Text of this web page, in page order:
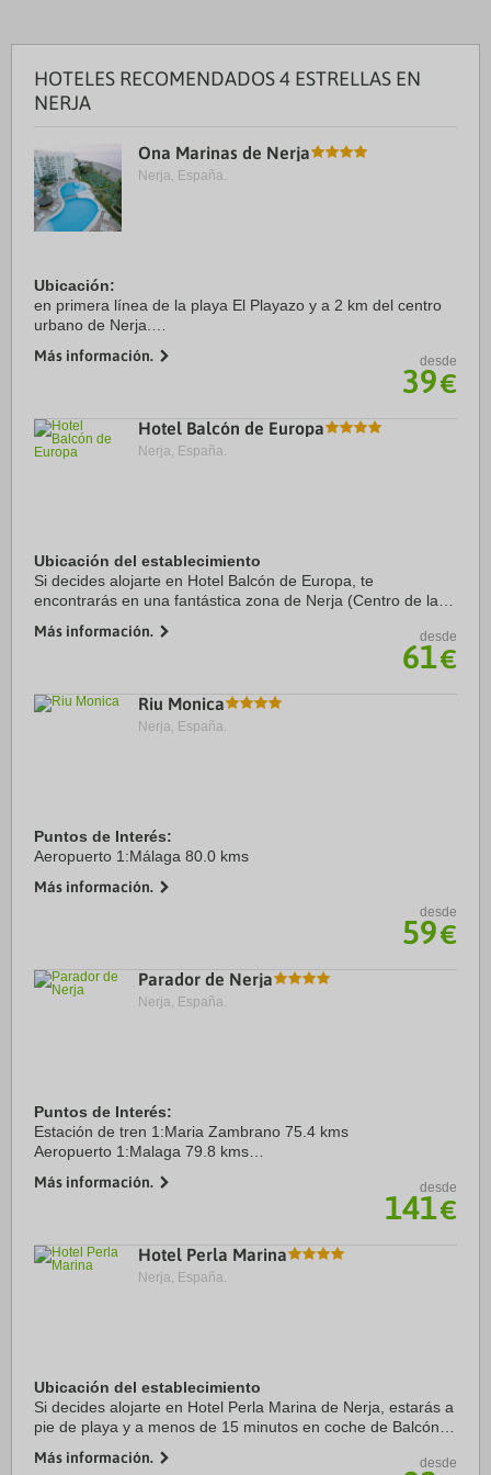
HOTELES RECOMENDADOS 4 ESTRELLAS EN
NERJA
Ona Marinas de Nerja
Nerja, España.
Ubicación:
en primera línea de la playa El Playazo y a 2 km del centro
urbano de Nerja.
Habitaciones:
Consta de ...
Más información. desde
39€
Hotel Balcón de Europa
Nerja, España.
Ubicación del establecimiento
Si decides alojarte en Hotel Balcón de Europa, te
encontrarás en una fantástica zona de Nerja (Centro de la
Europa y a apenas 3 min a pie de Playa El ...
Más información. desde
61€
Riu Monica
Nerja, España.
Puntos de Interés:
Aeropuerto 1:Málaga 80.0 kms
Más información.
desde
59€
Parador de Nerja
Nerja, España.
Puntos de Interés:
Estación de tren 1:Maria Zambrano 75.4 kms
Aeropuerto 1:Malaga 79.8 kms
Centro Ciudad:Nerja 1.0 kms
Más información. desde
141€
Hotel Perla Marina
Nerja, España.
Ubicación del establecimiento
Si decides alojarte en Hotel Perla Marina de Nerja, estarás a
pie de playa y a menos de 15 minutos en coche de Balcón
se encuentra a 25,4 km de ...
Más información. desde